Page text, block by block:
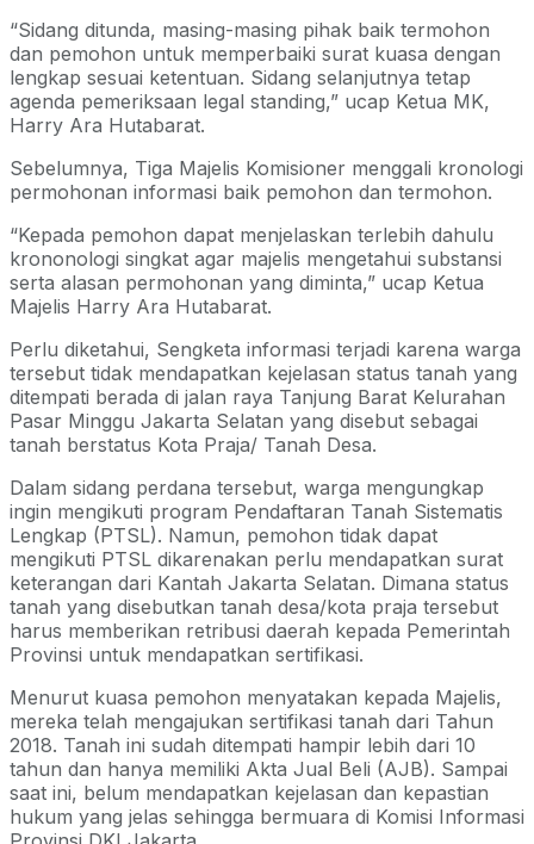
“Sidang ditunda, masing-masing pihak baik termohon
dan pemohon untuk memperbaiki surat kuasa dengan
lengkap sesuai ketentuan. Sidang selanjutnya tetap
agenda pemeriksaan legal standing,” ucap Ketua MK,
Harry Ara Hutabarat.
Sebelumnya, Tiga Majelis Komisioner menggali kronologi
permohonan informasi baik pemohon dan termohon.
“Kepada pemohon dapat menjelaskan terlebih dahulu
krononologi singkat agar majelis mengetahui substansi
serta alasan permohonan yang diminta,” ucap Ketua
Majelis Harry Ara Hutabarat.
Perlu diketahui, Sengketa informasi terjadi karena warga
tersebut tidak mendapatkan kejelasan status tanah yang
ditempati berada di jalan raya Tanjung Barat Kelurahan
Pasar Minggu Jakarta Selatan yang disebut sebagai
tanah berstatus Kota Praja/ Tanah Desa.
Dalam sidang perdana tersebut, warga mengungkap
ingin mengikuti program Pendaftaran Tanah Sistematis
Lengkap (PTSL). Namun, pemohon tidak dapat
mengikuti PTSL dikarenakan perlu mendapatkan surat
keterangan dari Kantah Jakarta Selatan. Dimana status
tanah yang disebutkan tanah desa/kota praja tersebut
harus memberikan retribusi daerah kepada Pemerintah
Provinsi untuk mendapatkan sertifikasi.
Menurut kuasa pemohon menyatakan kepada Majelis,
mereka telah mengajukan sertifikasi tanah dari Tahun
2018. Tanah ini sudah ditempati hampir lebih dari 10
tahun dan hanya memiliki Akta Jual Beli (AJB). Sampai
saat ini, belum mendapatkan kejelasan dan kepastian
hukum yang jelas sehingga bermuara di Komisi Informasi